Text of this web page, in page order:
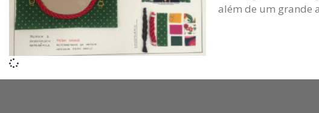
além de um grande